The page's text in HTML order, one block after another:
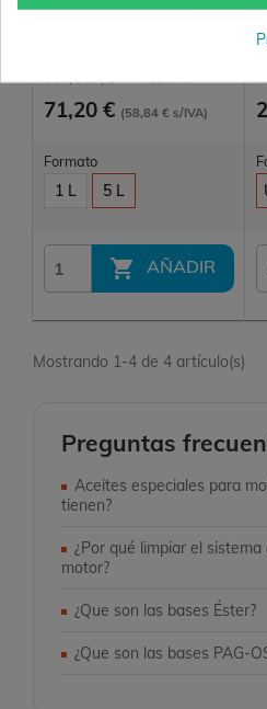
Kroon-Oil Helar SP LL-
504/507, BMW LL04...
71,20 € (58,84 € s/IVA)
Formato
1 L 5 L
 AÑADIR
Mostrando 1-4 de 4 artículo(s)
Preguntas
Aceites especiales para
tienen?
¿Por qué limpiar el
motor?
¿Que son las bases Éster?
¿Que son las bases PAG-